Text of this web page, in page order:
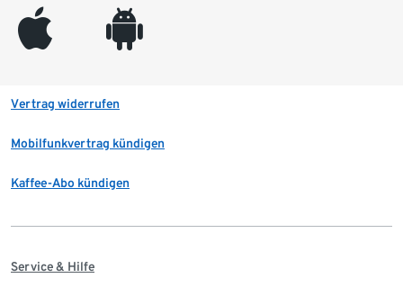
appleinc android
Vertrag widerrufen
Mobilfunkvertrag kündigen
Kaffee-Abo kündigen
Service & Hilfe